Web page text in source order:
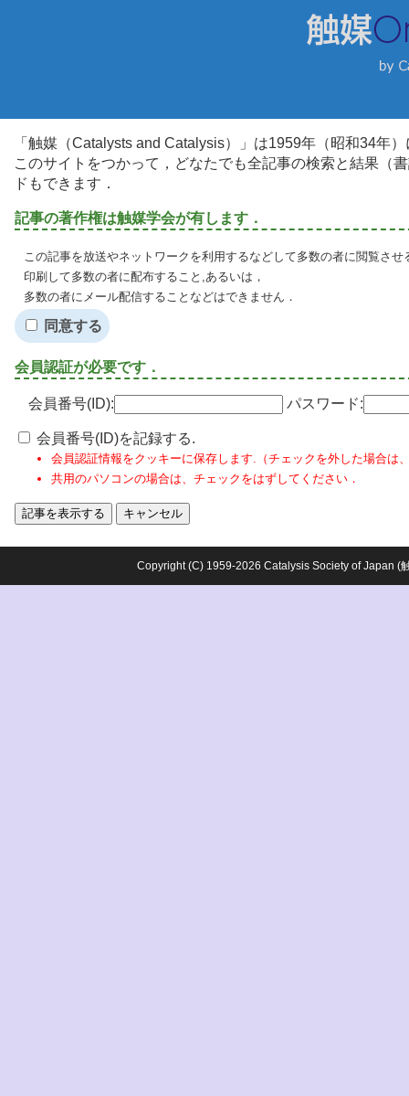
「触媒（Catalysts and Catalysis）」は1959年（昭和34年
このサイトをつかって，どなたでも全記事の検索と結果（
ドもできます．
記事の著作権は触媒学会が有します．
この記事を放送やネットワークを利用するなどして多数の者に閲覧させ
印刷して多数の者に配布すること,あるいは，
多数の者にメール配信することなどはできません．
同意する
会員認証が必要です．
会員番号(ID): パスワード:
会員番号(ID)を記録する.
会員認証情報をクッキーに保存します.（チェックを外した場合は
共用のパソコンの場合は、チェックをはずしてください．
Copyright (C) 1959-2026 Catalysis Society of Japan (